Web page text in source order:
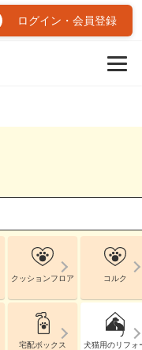
ログイン・会員登録
クッションフロア コルク
宅配ボックス
犬猫用のリフォ